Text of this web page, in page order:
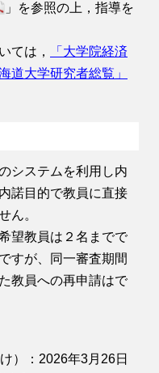
」を参照の上，指導を
ては，
「大学院経済
道大学研究者総覧」
システムを利用し内
諾目的で教員に直接
ん。
望教員は２名までで
すが、同一審査期間
教員への再申請はで
）：2026年3月26日